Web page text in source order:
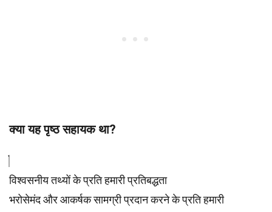
क्या यह पृष्ठ सहायक था?
विश्वसनीय तथ्यों के प्रति हमारी प्रतिबद्धता
भरोसेमंद और आकर्षक सामग्री प्रदान करने के प्रति हमारी